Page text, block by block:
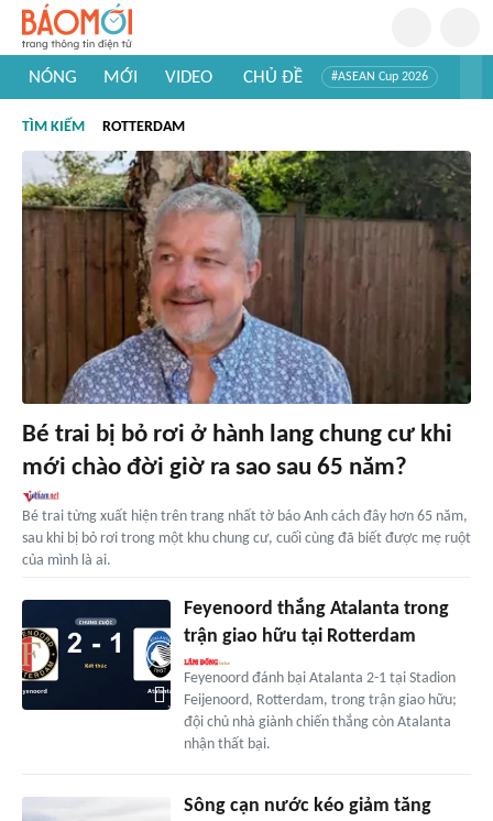
NÓNG MỚI VIDEO CHỦ ĐỀ #ASEAN Cup 2026
#Khám phá thế giới
TÌM KIẾM ROTTERDAM
Bé trai bị bỏ rơi ở hành lang chung cư khi
mới chào đời giờ ra sao sau 65 năm?
Bé trai từng xuất hiện trên trang nhất tờ báo Anh cách đây hơn 65 năm,
sau khi bị bỏ rơi trong một khu chung cư, cuối cùng đã biết được mẹ ruột
của mình là ai.
Feyenoord thắng Atalanta trong
trận giao hữu tại Rotterdam
Feyenoord đánh bại Atalanta 2-1 tại Stadion
Feijenoord, Rotterdam, trong trận giao hữu;
đội chủ nhà giành chiến thắng còn Atalanta
nhận thất bại.
Sông cạn nước kéo giảm tăng